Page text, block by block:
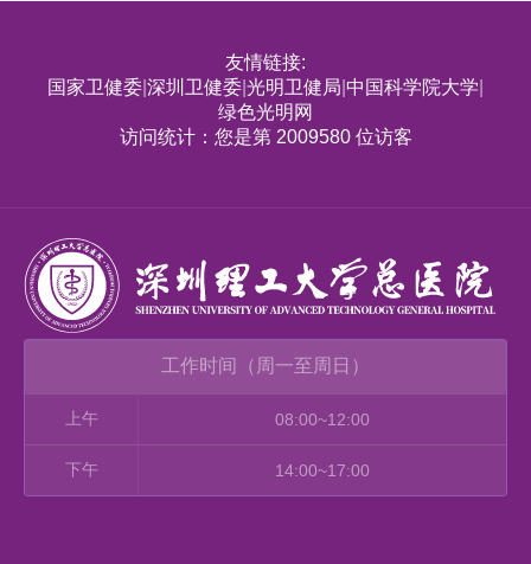
友情链接:
国家卫健委 深圳卫健委 光明卫健局 中国科学院大学
绿色光明网
访问统计：您是第 2009580 位访客
工作时间（周一至周日）
上午 08:00~12:00
下午 14:00~17:00